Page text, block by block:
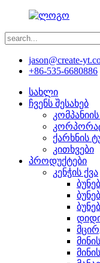
jason@create-
+86-535-6680886
სახლი
ჩვენს შესახებ
ქარხნის
კითხვები
პროდუქტები
კენჭის ქვა